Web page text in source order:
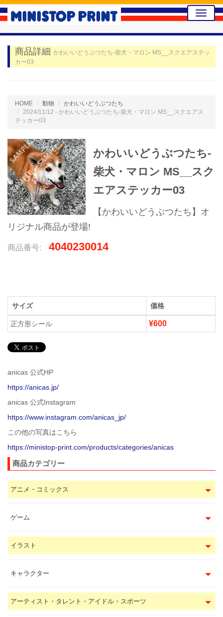
Toggle
商品詳細 かわいいどうぶつたち-柴犬・マロン MS__スクエアステッ
カー03
HOME 動物
かわいいどうぶつたち
2024/11/12 - かわいいどうぶつたち-柴犬・マロン MS__スクエアス
テッカー03
かわいいどうぶつたち-
柴犬・マロン MS__スク
エアステッカー03
【かわいいどうぶつたち】オ
リジナル商品が登場!
商品番号: 4040230014
サイズ 価格
正方形シール ¥600
anicas 公式HP
https://anicas.jp/
anicas 公式Instagram
https://www.instagram.com/anicas_jp/
この他の写真はこちら
https://ministop-print.com/products/categories/anicas
商品カテゴリー
アニメ・コミックス
ゲーム
イラスト
キャラクター
アーティスト・タレント・アイドル・スポーツ